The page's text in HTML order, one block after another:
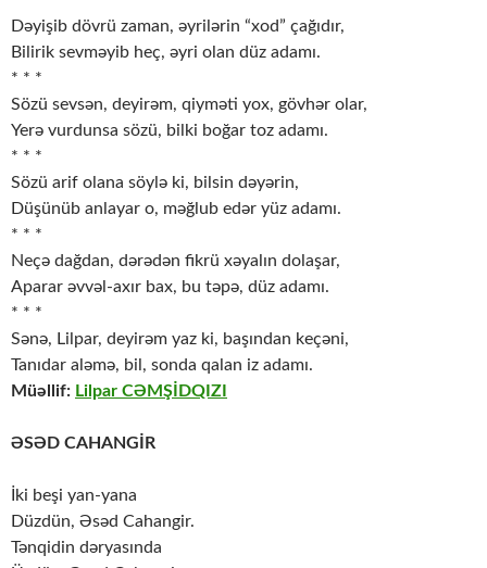
Dəyişib dövrü zaman, əyrilərin “xod” çağıdır,
Bilirik sevməyib heç, əyri olan düz adamı.
* * *
Sözü sevsən, deyirəm, qiyməti yox, gövhər olar,
Yerə vurdunsa sözü, bilki boğar toz adamı.
* * *
Sözü arif olana söylə ki, bilsin dəyərin,
Düşünüb anlayar o, məğlub edər yüz adamı.
* * *
Neçə dağdan, dərədən fikrü xəyalın dolaşar,
Aparar əvvəl-axır bax, bu təpə, düz adamı.
* * *
Sənə, Lilpar, deyirəm yaz ki, başından keçəni,
Tanıdar aləmə, bil, sonda qalan iz adamı.
Müəllif: Lilpar CƏMŞİDQIZI
ƏSƏD CAHANGİR
İki beşi yan-yana
Düzdün, Əsəd Cahangir.
Tənqidin dəryasında